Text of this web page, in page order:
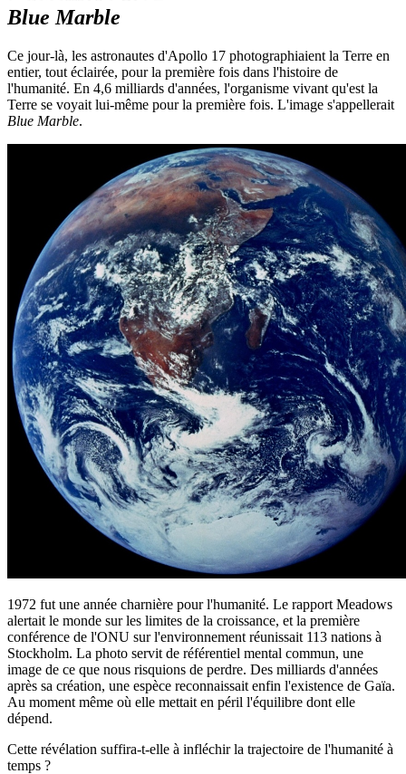
Blue Marble
Ce jour-là, les astronautes d'Apollo 17 photographiaient la Terre en
entier, tout éclairée, pour la première fois dans l'histoire de
l'humanité. En 4,6 milliards d'années, l'organisme vivant qu'est la
Terre se voyait lui-même pour la première fois. L'image s'appellerait
Blue Marble.
1972 fut une année charnière pour l'humanité. Le rapport Meadows
alertait le monde sur les limites de la croissance, et la première
conférence de l'ONU sur l'environnement réunissait 113 nations à
Stockholm. La photo servit de référentiel mental commun, une
image de ce que nous risquions de perdre. Des milliards d'années
après sa création, une espèce reconnaissait enfin l'existence de Gaïa.
Au moment même où elle mettait en péril l'équilibre dont elle
dépend.
Cette révélation suffira-t-elle à infléchir la trajectoire de l'humanité à
temps ?